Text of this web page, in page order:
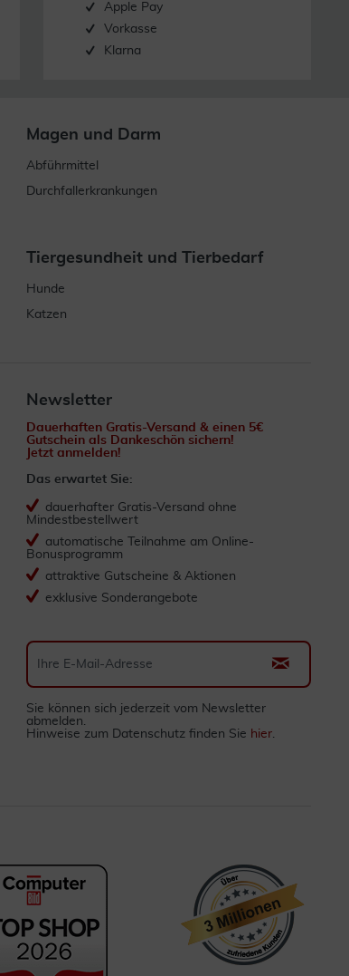
Apple Pay
Vorkasse
Klarna
Magen und Darm
Abführmittel
Durchfallerkrankungen
Tiergesundheit und Tierbedarf
Hunde
Katzen
Newsletter
Dauerhaften Gratis-Versand & einen 5€
Gutschein als Dankeschön sichern!
Jetzt anmelden!
Das erwartet Sie:
dauerhafter Gratis-Versand ohne
Mindestbestellwert
automatische Teilnahme am Online-
Bonusprogramm
attraktive Gutscheine & Aktionen
exklusive Sonderangebote
Sie können sich jederzeit vom Newsletter
abmelden.
Hinweise zum Datenschutz finden Sie hier.